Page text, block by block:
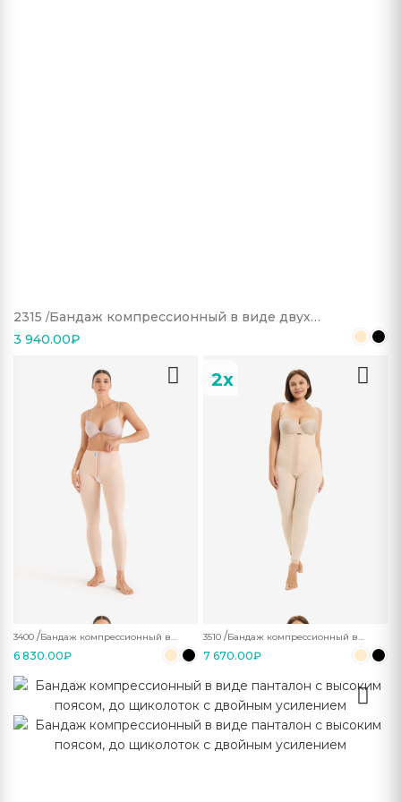
2315 Бандаж компрессионный в виде двух
3 940.00₽
3400 Бандаж компрессионный в
виде лосин без усиления
6 830.00₽
2х
3510 Бандаж компрессионный в
виде панталон с высоким
поясом, до щиколоток с
двойным усилением
7 670.00₽